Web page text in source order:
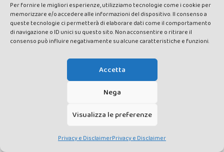
Per fornire le migliori esperienze, utilizziamo tecnologie come i cookie per
memorizzare e/o accedere alle informazioni del dispositivo. Il consenso a
queste tecnologie ci permetterà di elaborare dati come il comportamento
di navigazione o ID unici su questo sito. Non acconsentire o ritirare il
consenso può influire negativamente su alcune caratteristiche e funzioni.
Accetta
Nega
Visualizza le preferenze
Privacy e DisclaimerPrivacy e Disclaimer
Made by Avatar Web Communication © Copyright 2013-2026. All
rights reserved - Testata registrata presso il Tribunale di Siena con
autorizzazione n°1 del 12/04/2014 - Direttrice Responsabile: Chiara
Media Srl – P.IVA e C.F. 01377300528 –
amministrazione@lavaldichiana.it - Sede legale: Piazza Nazioni Unite
Comunicazione n.24374 del 24/03/2014